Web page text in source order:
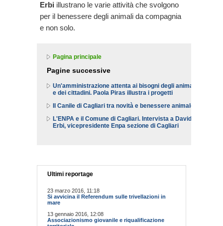
Erbi illustrano le varie attività che svolgono
per il benessere degli animali da compagnia
e non solo.
Pagina principale
Pagine successive
Un'amministrazione attenta ai bisogni degli animali
e dei cittadini. Paola Piras illustra i progetti
Il Canile di Cagliari tra novità e benessere animale
L'ENPA e il Comune di Cagliari. Intervista a Davide
Erbi, vicepresidente Enpa sezione di Cagliari
Ultimi reportage
23 marzo 2016, 11:18
Si avvicina il Referendum sulle trivellazioni in
mare
13 gennaio 2016, 12:08
Associazionismo giovanile e riqualificazione